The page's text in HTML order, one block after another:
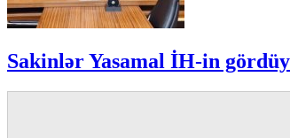
Sakinlər Yasamal İH-in